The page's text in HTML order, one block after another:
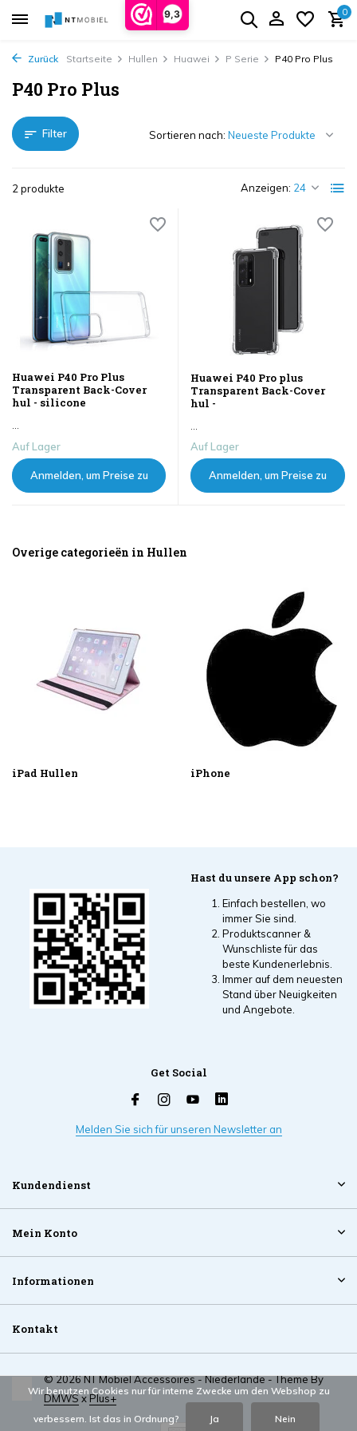
9,3 0
Zurück Startseite Hullen Huawei P Serie P40 Pro Plus
P40 Pro Plus
Filter
2 produkte Anzeigen:
Sortieren nach:
Huawei P40 Pro Plus
Transparent Back-Cover
hul - silicone
Auf Lager
Anmelden, um Preise zu
Huawei P40 Pro plus
Transparent Back-Cover
hul -
Auf Lager
Anmelden, um Preise zu
Overige categorieën in Hullen
iPad Hullen iPhone
Hast du unsere App schon?
Einfach bestellen, wo
immer Sie sind.
Produktscanner &
Wunschliste für das
beste Kundenerlebnis.
Immer auf dem neuesten
Stand über Neuigkeiten
und Angebote.
Get Social
Melden Sie sich für unseren Newsletter an
Kundendienst
Mein Konto
Informationen
Kontakt
© 2026 NT Mobiel Accessoires - Niederlande - Theme By
DMWSxPlus+
Wir benutzen Cookies nur für interne Zwecke um den Webshop zu
verbessern. Ist das in Ordnung? Ja Nein